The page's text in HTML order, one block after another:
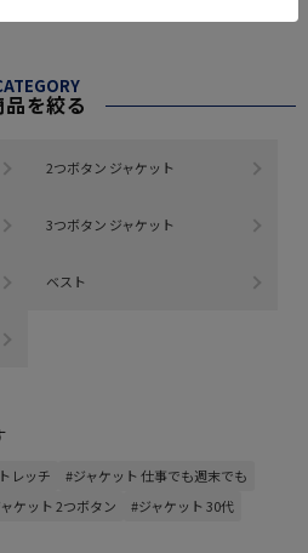
品を絞る
2つボタン ジャケット
3つボタン ジャケット
ベスト
レッチ
#ジャケット 仕事でも週末でも
ケット 2つボタン
#ジャケット 30代